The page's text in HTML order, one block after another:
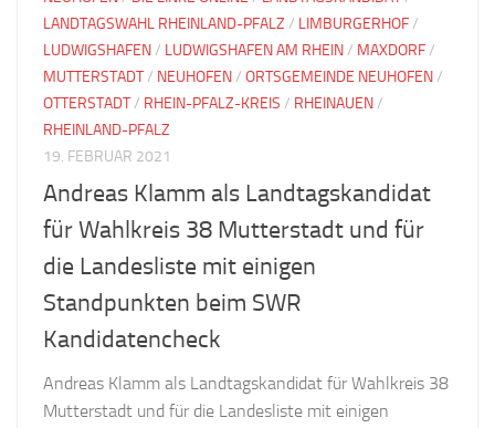
LANDTAGSWAHL RHEINLAND-PFALZ / LIMBURGERHOF/
LUDWIGSHAFEN/ LUDWIGSHAFEN AM RHEIN/ MAXDORF/
MUTTERSTADT/ NEUHOFEN/ ORTSGEMEINDE NEUHOFEN/
OTTERSTADT/ RHEIN-PFALZ-KREIS / RHEINAUEN/
RHEINLAND-PFALZ
19. FEBRUAR 2021
Andreas Klamm als Landtagskandidat
für Wahlkreis 38 Mutterstadt und für
die Landesliste mit einigen
Standpunkten beim SWR
Kandidatencheck
Andreas Klamm als Landtagskandidat für Wahlkreis 38
Mutterstadt und für die Landesliste mit einigen